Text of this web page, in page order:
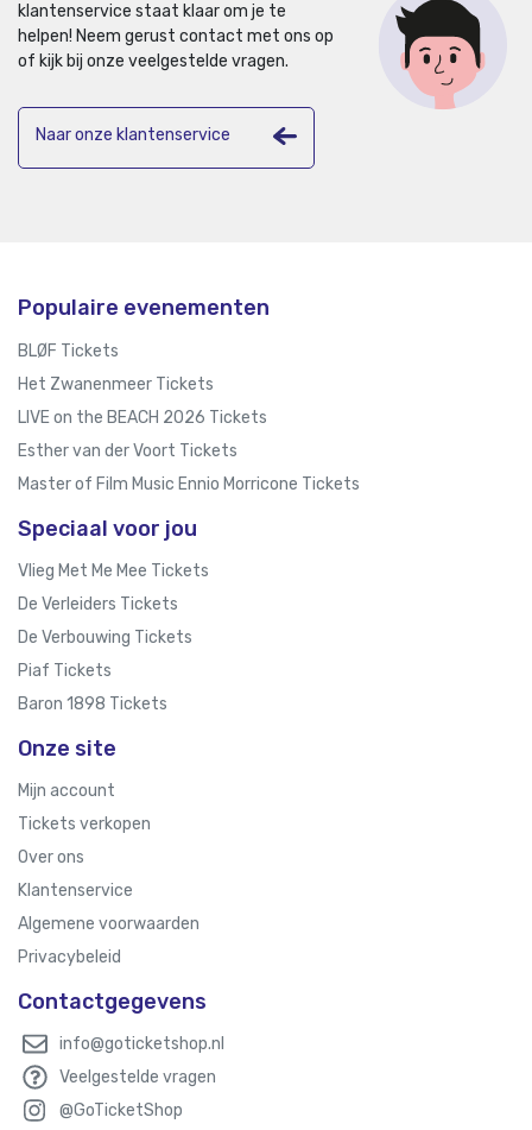
klantenservice staat klaar om je te
helpen! Neem gerust contact met ons op
of kijk bij onze veelgestelde vragen.
Naar onze klantenservice
Populaire evenementen
BLØF Tickets
Het Zwanenmeer Tickets
LIVE on the BEACH 2026 Tickets
Esther van der Voort Tickets
Master of Film Music Ennio Morricone Tickets
Speciaal voor jou
Vlieg Met Me Mee Tickets
De Verleiders Tickets
De Verbouwing Tickets
Piaf Tickets
Baron 1898 Tickets
Onze site
Mijn account
Tickets verkopen
Over ons
Klantenservice
Algemene voorwaarden
Privacybeleid
Contactgegevens
info@goticketshop.nl
Veelgestelde vragen
@GoTicketShop